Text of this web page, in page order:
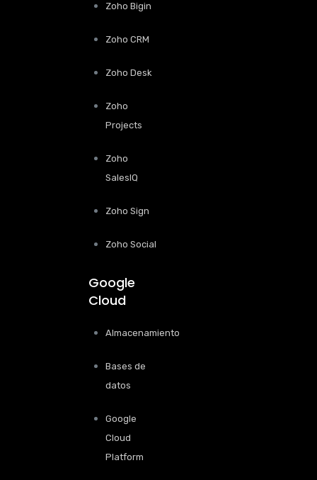
Zoho Bigin
Zoho CRM
Zoho Desk
Zoho
Projects
Zoho
SalesIQ
Zoho Sign
Zoho Social
Google
Cloud
Almacenamiento
Bases de
datos
Google
Cloud
Platform